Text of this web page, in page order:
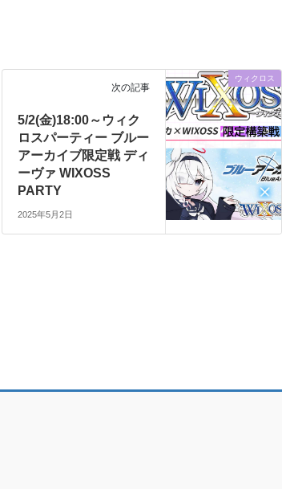
ウィクロス
次の記事
5/2(金)18:00～ウィク
ロスパーティー ブルー
アーカイブ限定戦 ディ
ーヴァ WIXOSS
PARTY
2025年5月2日